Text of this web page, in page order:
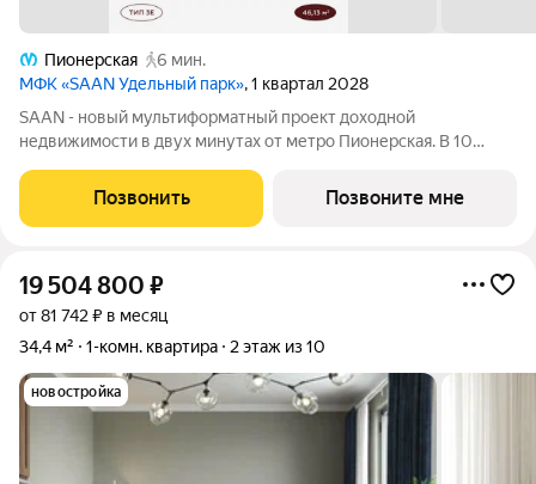
Пионерская
6 мин.
МФК «SAAN Удельный парк», 1 квартал 2028
SAAN - новый мультиформатный проект доходной
недвижимости в двух минутах от метро Пионерская. В 10
представлены различные варианты: от компактных студий до
просторных резиденций с панорамными
Позвонить Позвоните мне
19 504 800 ₽
от 81 742 ₽ в месяц
34,4 м²
1-комн. квартира 2 этаж из 10
новостройка